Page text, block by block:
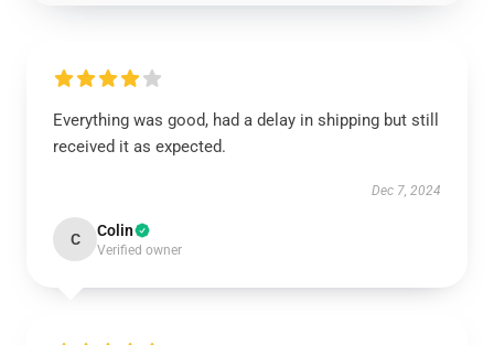
Everything was good, had a delay in shipping but still
received it as expected.
Dec 7, 2024
C Colin
Verified owner